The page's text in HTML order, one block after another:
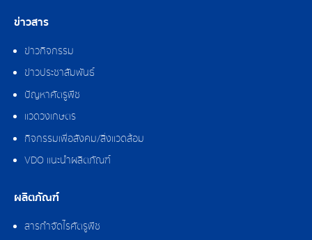
ข่าวสาร
ข่าวกิจกรรม
ข่าวประชาสัมพันธ์
ปัญหาศัตรูพืช
แวดวงเกษตร
กิจกรรมเพื่อสังคม/สิ่งแวดล้อม
VDO แนะนำผลิตภัณฑ์
ผลิตภัณฑ์
สารกำจัดไรศัตรูพืช